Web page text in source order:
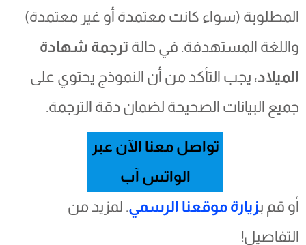
المطلوبة (سواء كانت معتمدة أو غير معتمدة)
واللغة المستهدفة. في حالةترجمة شهادة
الميلاد، يجب التأكد من أن النموذج يحتوي على
جميع البيانات الصحيحة لضمان دقة الترجمة.
تواصل معنا الآن عبر
الواتس آب
أو قم ب زيارة موقعنا الرسمي . لمزيد من
التفاصيل!